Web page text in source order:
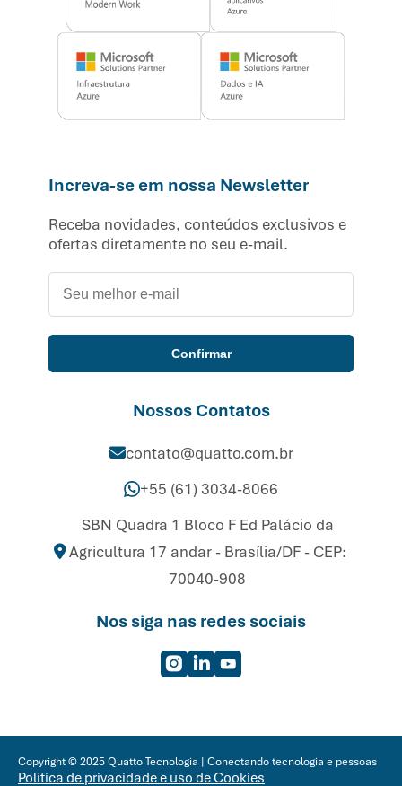
Increva-se em nossa Newsletter
Receba novidades, conteúdos exclusivos e
ofertas diretamente no seu e-mail.
Confirmar
Nossos Contatos
contato@quatto.com.br
+55 (61) 3034-8066
SBN Quadra 1 Bloco F Ed Palácio da
Agricultura 17 andar - Brasília/DF - CEP:
70040-908
Nos siga nas redes sociais
Copyright © 2025 Quatto Tecnologia | Conectando tecnologia e pessoas
Política de privacidade e uso de Cookies